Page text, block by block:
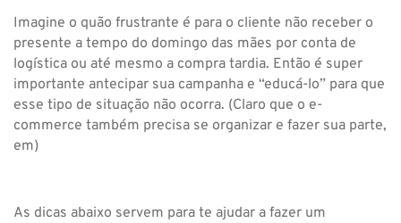
Imagine o quão frustrante é para o cliente não receber o
presente a tempo do domingo das mães por conta de
logística ou até mesmo a compra tardia. Então é super
importante antecipar sua campanha e “educá-lo” para que
esse tipo de situação não ocorra. (Claro que o e-
commerce também precisa se organizar e fazer sua parte,
em)
As dicas abaixo servem para te ajudar a fazer um